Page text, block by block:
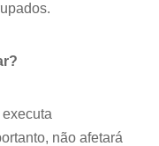
não afetará